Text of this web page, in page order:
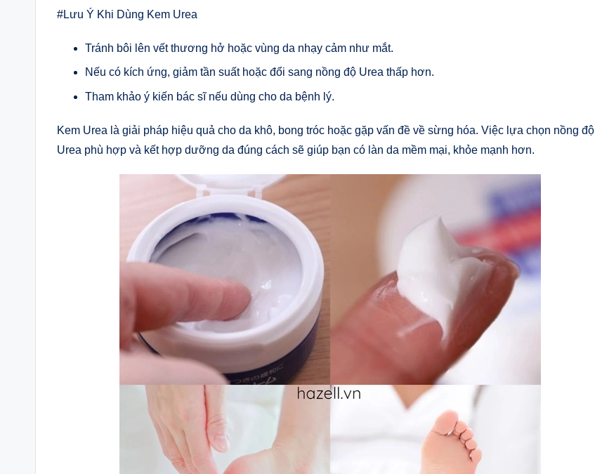
#Lưu Ý Khi Dùng Kem Urea
Tránh bôi lên vết thương hở hoặc vùng da nhạy cảm như mắt.
Nếu có kích ứng, giảm tần suất hoặc đổi sang nồng độ Urea thấp hơn.
Tham khảo ý kiến bác sĩ nếu dùng cho da bệnh lý.
Kem Urea là giải pháp hiệu quả cho da khô, bong tróc hoặc gặp vấn đề về sừng hóa. Việc lựa chọn nồng độ
Urea phù hợp và kết hợp dưỡng da đúng cách sẽ giúp bạn có làn da mềm mại, khỏe mạnh hơn.